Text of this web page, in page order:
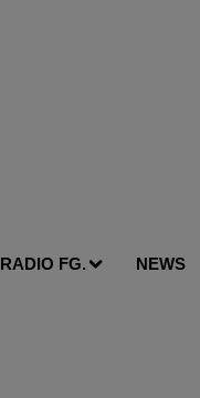
RADIO FG. NEWS